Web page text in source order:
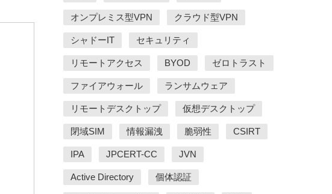
オンプレミス型VPN クラウド型VPN
シャドーIT セキュリティ
リモートアクセス BYOD ゼロトラスト
ファイアウォール ランサムウェア
リモートデスクトップ 仮想デスクトップ
閉域SIM 情報漏洩 脆弱性 CSIRT
IPA JPCERT-CC JVN
Active Directory 個体認証